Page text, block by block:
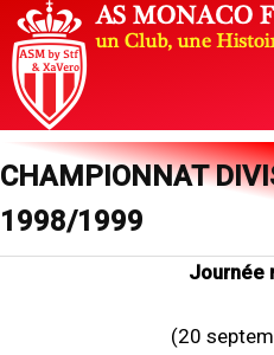
CHAMPIONNAT
1998/1999
Journée
(20